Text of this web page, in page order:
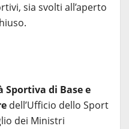
sia svolti all’aperto
Sportiva di Base e
dell’Ufficio dello Sport
dei Ministri